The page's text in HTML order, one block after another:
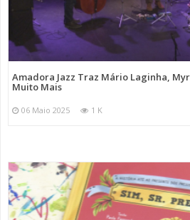
Amadora Jazz Traz Mário Laginha,
Muito Mais
06 Maio 2025 1 K